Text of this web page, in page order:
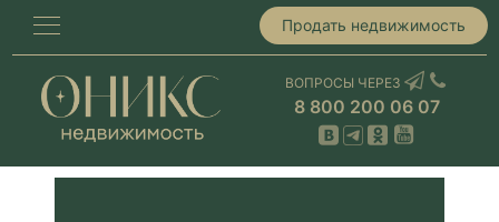
Продать недвижимость
ВОПРОСЫ ЧЕРЕЗ
8 800 200 06 07